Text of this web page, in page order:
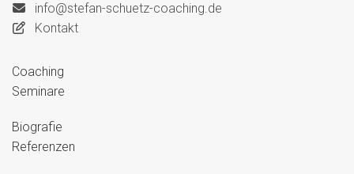
info@stefan-schuetz-coaching.de
Kontakt
Coaching
Seminare
Biografie
Referenzen